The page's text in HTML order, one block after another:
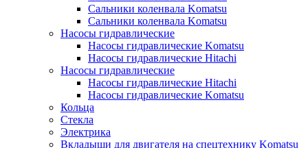
Сальники коленвала Komatsu
Сальники коленвала Komatsu
Насосы гидравлические
Насосы гидравлические Komatsu
Насосы гидравлические Hitachi
Насосы гидравлические
Насосы гидравлические Hitachi
Насосы гидравлические Komatsu
Кольца
Стекла
Электрика
Вкладыши для двигателя на спецтехнику Komatsu